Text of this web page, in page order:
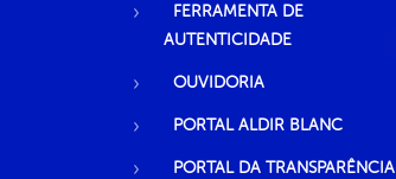
FERRAMENTA DE
AUTENTICIDADE
OUVIDORIA
PORTAL ALDIR BLANC
PORTAL DA TRANSPARÊNCIA